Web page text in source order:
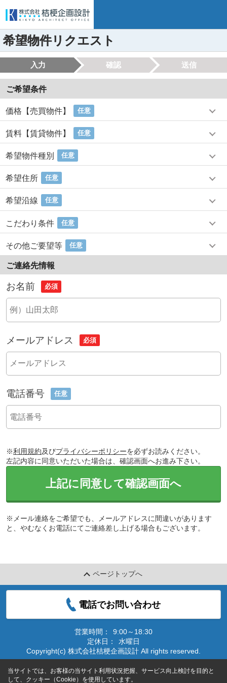
希望物件リクエスト
入力 確認 送信
ご希望条件
価格【売買物件】 任意
賃料【賃貸物件】 任意
希望物件種別 任意
希望住所 任意
希望沿線 任意
こだわり条件 任意
その他ご要望等 任意
ご連絡先情報
お名前 必須
メールアドレス 必須
電話番号 任意
※利用規約及びプライバシーポリシーを必ずお読みください。
左記内容に同意いただいた場合は、確認画面へお進み下さい。
上記に同意して確認画面へ
※メール連絡をご希望でも、メールアドレスに間違いがあります
と、やむなくお電話にてご連絡差し上げる場合もございます。
ページトップへ
電話でお問い合わせ
営業時間：
9:00～18:30
定休日：
水曜日
Copyright(c) 株式会社桔梗企画設計 All rights reserved.
当サイトでは、お客様の当サイト利用状況把握、サービス向上検討を目的と
して、クッキー（Cookie）を使用しています。